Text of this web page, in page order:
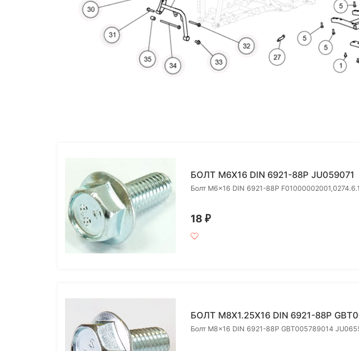
More
More
More
More
More
More
БОЛТ M6X16 DIN 6921-88P JU059071
Болт M6x16 DIN 6921-88P
18 ₽
БОЛТ M8Х1.25Х16 DIN 6921-88P
Болт M8x16 DIN 6921-88P GBT005789014